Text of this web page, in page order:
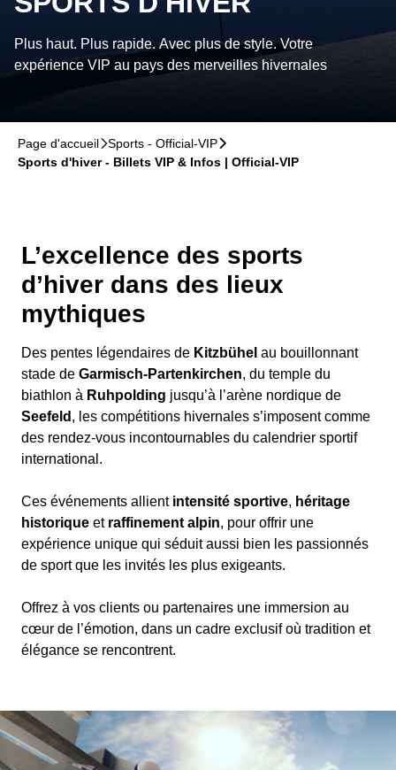
Plus haut. Plus rapide. Avec plus de style. Votre
expérience VIP au pays des merveilles hivernales
Page d'accueil􀆊Sports - Official-VIP􀆊
Sports d'hiver - Billets VIP & Infos | Official-VIP
L’excellence des sports
d’hiver dans des lieux
mythiques
Des pentes légendaires de Kitzbühel au bouillonnant
stade de Garmisch-Partenkirchen, du temple du
biathlon à Ruhpolding jusqu’à l’arène nordique de
Seefeld , les compétitions hivernales s’imposent comme
des rendez-vous incontournables du calendrier sportif
international.
Ces événements allient intensité sportive, héritage
historique et raffinement alpin, pour offrir une
expérience unique qui séduit aussi bien les passionnés
de sport que les invités les plus exigeants.
Offrez à vos clients ou partenaires une immersion au
cœur de l’émotion, dans un cadre exclusif où tradition et
élégance se rencontrent.